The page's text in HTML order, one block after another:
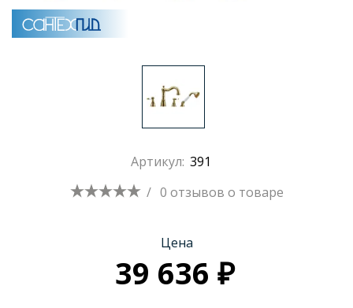
Артикул: 391
/ 0 отзывов о товаре
Цена
39 636 ₽